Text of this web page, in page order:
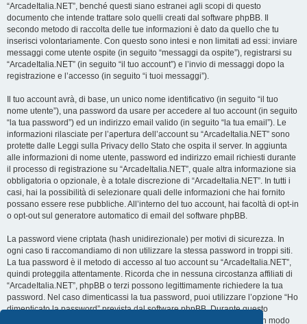
“ArcadeItalia.NET”, benché questi siano estranei agli scopi di questo
documento che intende trattare solo quelli creati dal software phpBB. Il
secondo metodo di raccolta delle tue informazioni è dato da quello che tu
inserisci volontariamente. Con questo sono intesi e non limitati ad essi: inviare
messaggi come utente ospite (in seguito “messaggi da ospite”), registrarsi su
“ArcadeItalia.NET” (in seguito “il tuo account”) e l’invio di messaggi dopo la
registrazione e l’accesso (in seguito “i tuoi messaggi”).
Il tuo account avrà, di base, un unico nome identificativo (in seguito “il tuo
nome utente”), una password da usare per accedere al tuo account (in seguito
“la tua password”) ed un indirizzo email valido (in seguito “la tua email”). Le
informazioni rilasciate per l’apertura dell’account su “ArcadeItalia.NET” sono
protette dalle Leggi sulla Privacy dello Stato che ospita il server. In aggiunta
alle informazioni di nome utente, password ed indirizzo email richiesti durante
il processo di registrazione su “ArcadeItalia.NET”, quale altra informazione sia
obbligatoria o opzionale, è a totale discrezione di “ArcadeItalia.NET”. In tutti i
casi, hai la possibilità di selezionare quali delle informazioni che hai fornito
possano essere rese pubbliche. All’interno del tuo account, hai facoltà di opt-in
o opt-out sul generatore automatico di email del software phpBB.
La password viene criptata (hash unidirezionale) per motivi di sicurezza. In
ogni caso ti raccomandiamo di non utilizzare la stessa password in troppi siti.
La tua password è il metodo di accesso al tuo account su “ArcadeItalia.NET”,
quindi proteggila attentamente. Ricorda che in nessuna circostanza affiliati di
“ArcadeItalia.NET”, phpBB o terzi possono legittimamente richiedere la tua
password. Nel caso dimenticassi la tua password, puoi utilizzare l’opzione “Ho
dimenticato la password” prevista dal software phpBB. Durante questo
procedimento ti verrà richiesto il tuo nome utente ed indirizzo email, in modo